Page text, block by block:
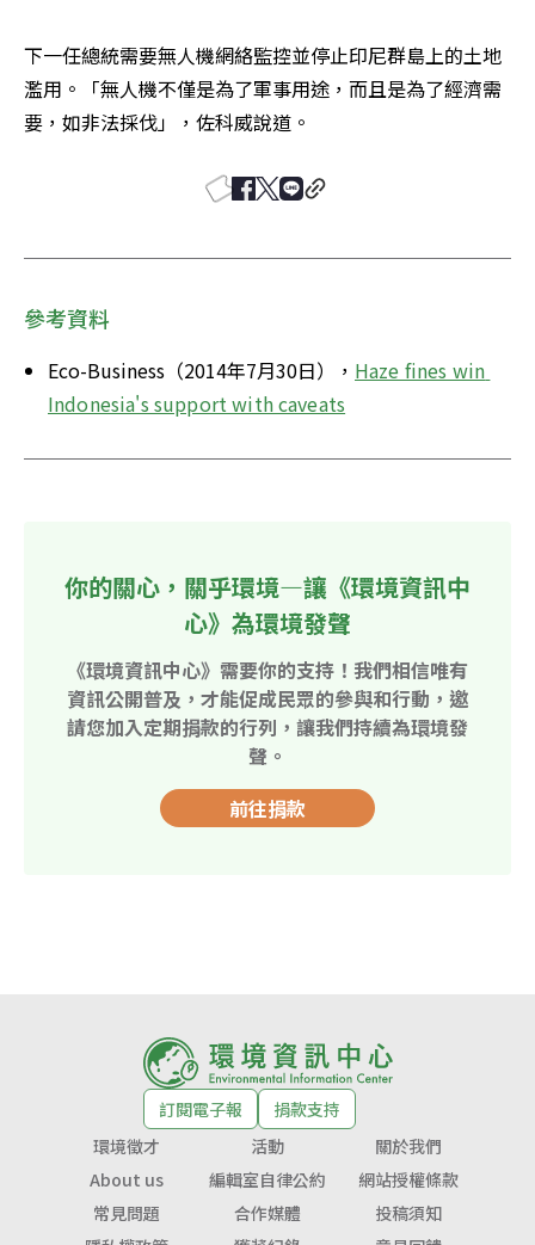
下一任總統需要無人機網絡監控並停止印尼群島上的土地
濫用。「無人機不僅是為了軍事用途，而且是為了經濟需
要，如非法採伐」，佐科威說道。
參考資料
Eco-Business（2014年7月30日）， Haze fines win
Indonesia's support with caveats
你的關心，關乎環境—讓《環境資訊中
心》為環境發聲
《環境資訊中心》需要你的支持！我們相信唯有
資訊公開普及，才能促成民眾的參與和行動，邀
請您加入定期捐款的行列，讓我們持續為環境發
聲。
前往捐款
訂閱電子報
捐款支持
環境徵才
活動
關於我們
About us
編輯室自律公約
網站授權條款
常見問題
合作媒體
投稿須知